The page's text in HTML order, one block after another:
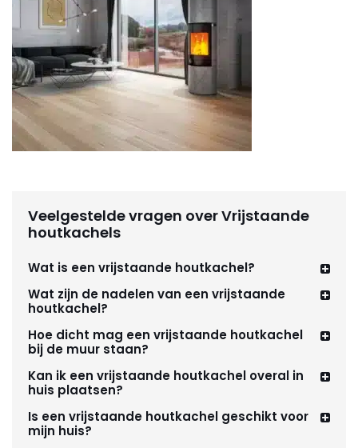
Veelgestelde vragen over Vrijstaande
houtkachels
Wat is een vrijstaande houtkachel?
Wat zijn de nadelen van een vrijstaande
houtkachel?
Hoe dicht mag een vrijstaande houtkachel
bij de muur staan?
Kan ik een vrijstaande houtkachel overal in
huis plaatsen?
Is een vrijstaande houtkachel geschikt voor
mijn huis?